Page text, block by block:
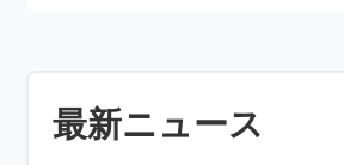
最新ニュース